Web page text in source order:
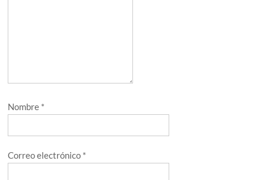
Nombre *
Correo electrónico *